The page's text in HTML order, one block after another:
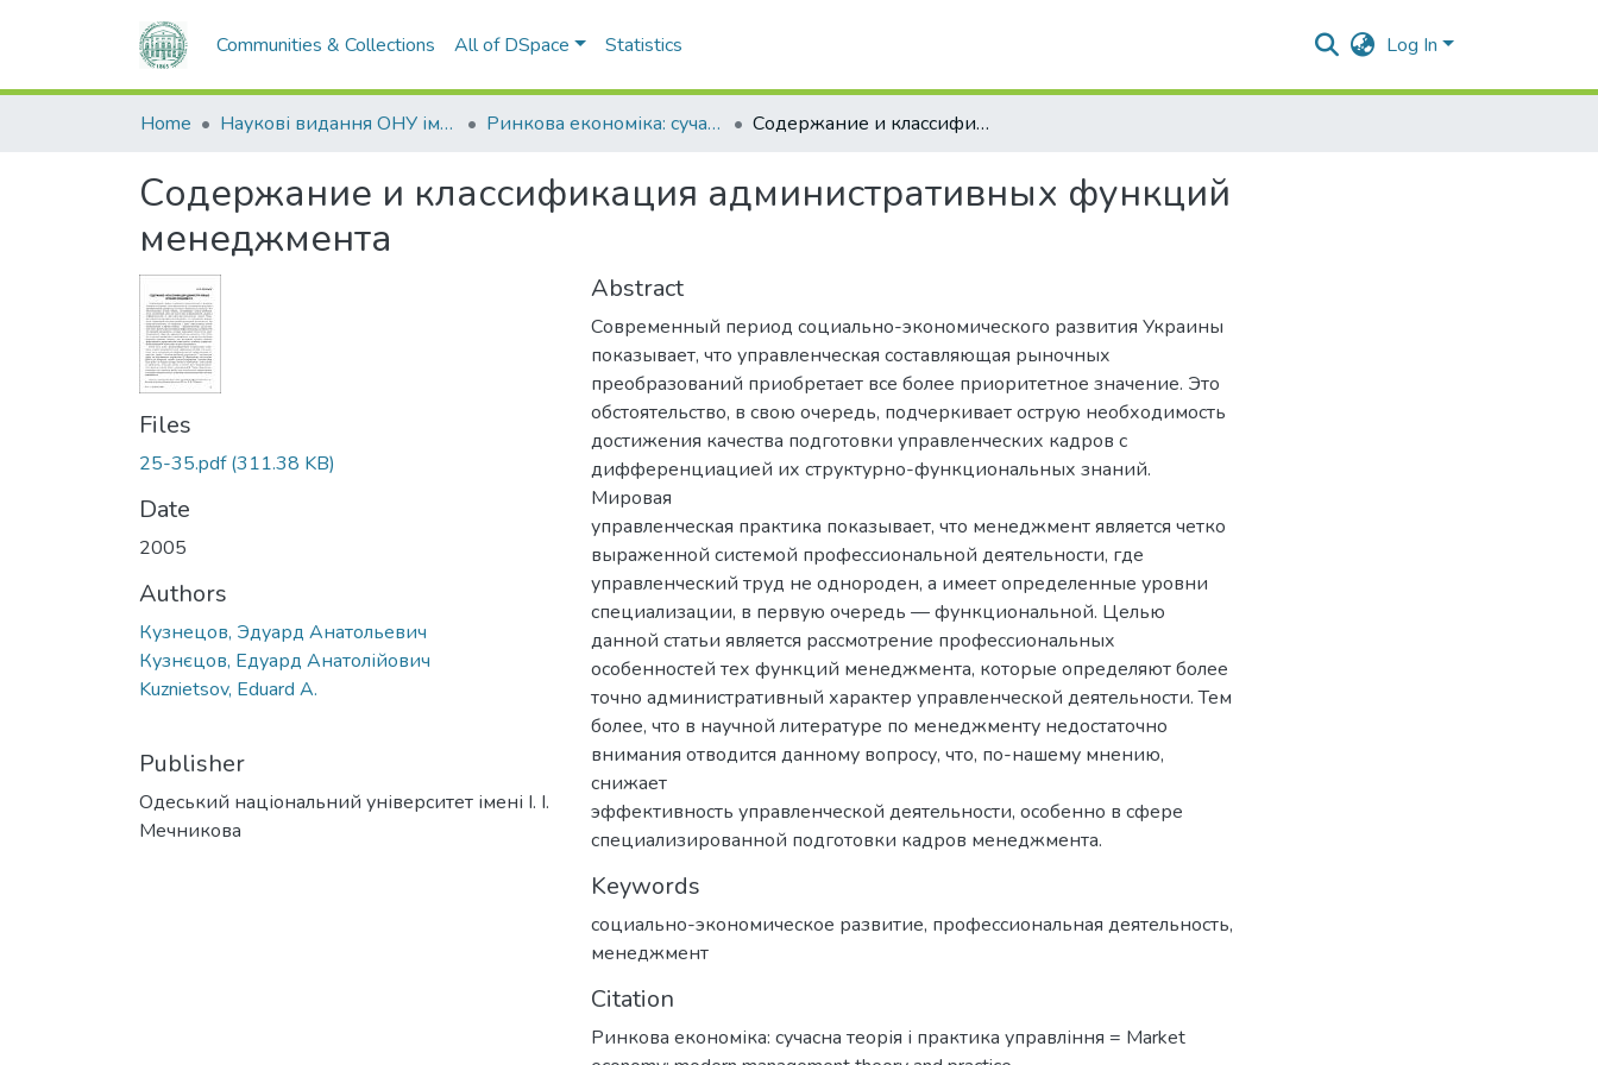
Communities & Collections All of DSpace Statistics Log In
Home Наукові видання ОНУ імені І. І. Мечникова Ринкова економіка: сучасна теорія і практика управління Содержание и классификация административных функций менеджмента
Содержание и классификация административных функций
менеджмента
Files
25-35.pdf(311.38 KB)
Date
2005
Authors
Кузнецов, Эдуард Анатольевич
Кузнєцов, Едуард Анатолійович
Kuznietsov, Eduard A.
Publisher
Одеський національний університет імені І. І.
Мечникова
Abstract
Современный период социально-экономического развития Украины
показывает, что управленческая составляющая рыночных
преобразований приобретает все более приоритетное значение. Это
обстоятельство, в свою очередь, подчеркивает острую необходимость
достижения качества подготовки управленческих кадров с
дифференциацией их структурно-функциональных знаний.
Мировая
управленческая практика показывает, что менеджмент является четко
выраженной системой профессиональной деятельности, где
управленческий труд не однороден, а имеет определенные уровни
специализации, в первую очередь — функциональной. Целью
данной статьи является рассмотрение профессиональных
особенностей тех функций менеджмента, которые определяют более
точно административный характер управленческой деятельности. Тем
более, что в научной литературе по менеджменту недостаточно
внимания отводится данному вопросу, что, по-нашему мнению,
снижает
эффективность управленческой деятельности, особенно в сфере
специализированной подготовки кадров менеджмента.
Keywords
социально-экономическое развитие, профессиональная деятельность,
менеджмент
Citation
Ринкова економіка: сучасна теорія і практика управління = Market